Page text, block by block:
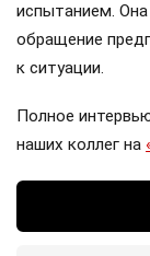
испытанием.
обращение
к ситуации.
Полное
наших коллег на